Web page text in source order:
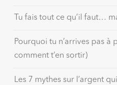
Tu fais tout ce qu’il faut…
Pourquoi tu n’arrives pas à
comment t’en sortir)
Les 7 mythes sur l’argent